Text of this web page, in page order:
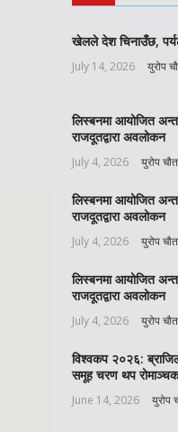
खेलले देश चिनाउँछ,
July 14, 2026 युरोप
लिस्बनमा आयोजित
राजदूतद्वारा अवलोकन
July 4, 2026 युरोप
लिस्बनमा आयोजित
राजदूतद्वारा अवलोकन
July 4, 2026 युरोप
लिस्बनमा आयोजित
राजदूतद्वारा अवलोकन
July 4, 2026 युरोप
विश्वकप २०२६:
समूह चरण थप
June 14, 2026 युरोप